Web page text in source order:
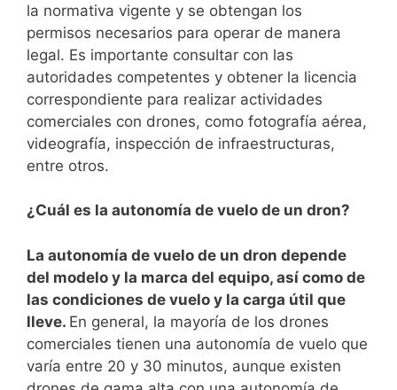
la normativa vigente ⁤y ‍se⁤ obtengan⁤ los
permisos necesarios para operar de manera
legal. Es ⁤importante‍ consultar con las
‌autoridades competentes ‌y⁤ obtener la licencia
‌correspondiente para realizar actividades
comerciales con drones, como fotografía⁢ aérea,
videografía, inspección de infraestructuras,
entre otros.
¿Cuál es ⁢la ⁣autonomía de⁣ vuelo de un dron?
La autonomía de vuelo de un‌ dron depende
del ‌modelo‍ y la marca del ​equipo, así ⁣como de
las condiciones de vuelo y la carga útil que
lleve. En ‌general, la⁤ mayoría⁢ de los drones
comerciales tienen una autonomía de vuelo que
varía entre 20 y 30 minutos, aunque ​existen